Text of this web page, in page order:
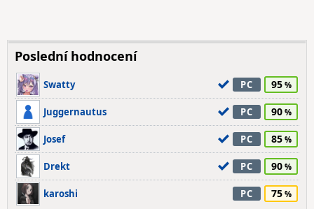
Poslední hodnocení
Swatty PC 95
Juggernautus PC 90
Josef PC 85
Drekt PC 90
karoshi PC 75